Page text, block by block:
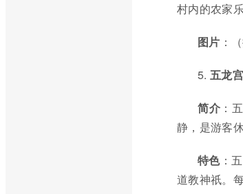
村内的农家
图片 ：
5. 五龙宫
简介 ：
静，是游客
特色：
道教神祇。